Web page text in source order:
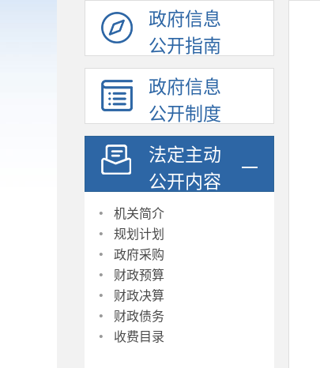
政府信息
公开指南
政府信息
公开制度
法定主动
公开内容
· 机关简介
· 规划计划
· 政府采购
· 财政预算
· 财政决算
· 财政债务
· 收费目录